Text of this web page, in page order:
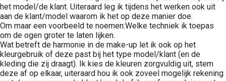
het model/de klant. Uiteraard leg ik tijdens het werken ook uit
aan de klant/model waarom ik het op deze manier doe.
Om maar een voorbeeld te noemen:Welke techniek ik toepas
om de ogen groter te laten lijken.
Wat betreft de harmonie in de make-up let ik ook op het
kleurgebruik of deze past bij het type model/klant (en de
kleding die zij draagt). Ik kies de kleuren zorgvuldig uit, stem
deze af op elkaar, uiteraard hou ik ook zoveel mogelijk rekening